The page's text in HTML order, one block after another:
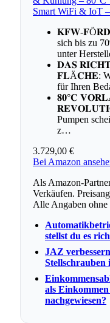
Smart WiFi & IoT
𝐊𝐅𝐖-
sich bis zu
unter
𝐃𝐀𝐒
𝐅𝐋Ä𝐂𝐇𝐄:
für Ihren
𝟖𝟎°𝐂
Pumpen
z…
3.729,00 €
Bei Amazon
Als Amazon-
Verkäufen.
Alle Angaben ohne
stellst du es
JAZ
als
nachgewiesen?